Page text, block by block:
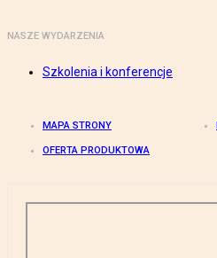
NASZE WYDARZENIA
Szkolenia i konferencje
MAPA STRONY
OFERTA PRODUKTOWA